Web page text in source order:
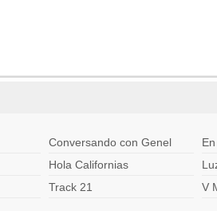
Conversando con Genel
Hola Californias
Track 21
V